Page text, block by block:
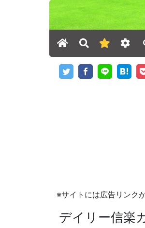
※サイトには広告リンク
デイリー信楽